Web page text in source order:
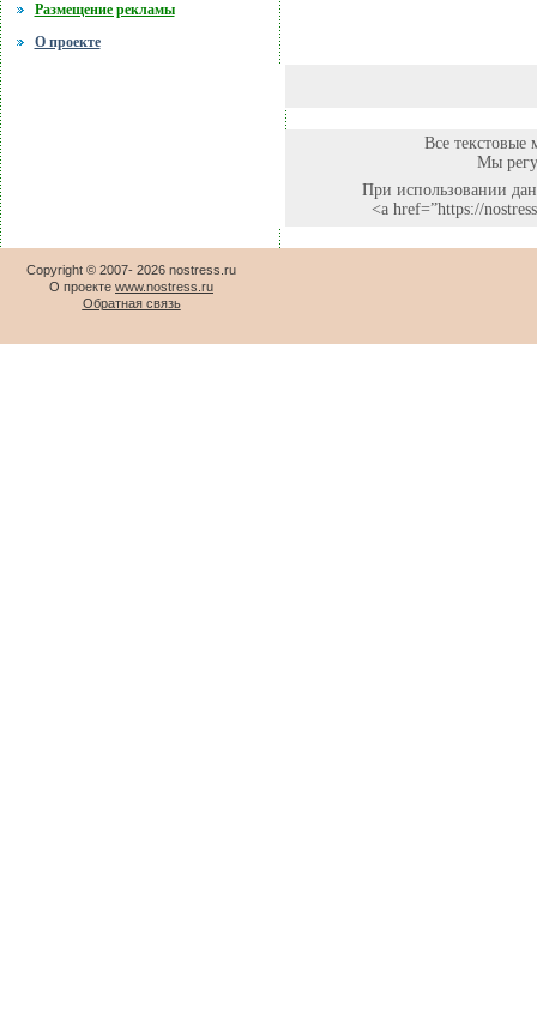
Размещение рекламы
О проекте
Все текстовые
Мы
При использовании
<a href=”https://
Copyright © 2007- 2026 nostress.ru
О проекте www.nostress.ru
Обратная связь